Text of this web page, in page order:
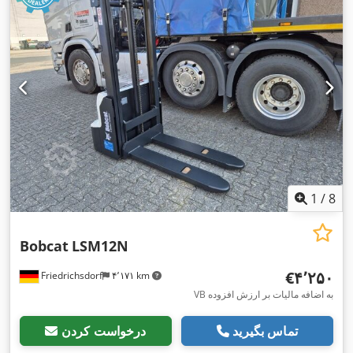
۲٬۵۲۰ میلی‌متر
, نوع سیستم انتقال قدرت:Elektro , عرض ساخت:
۱٬۲۴۴ میلی‌متر,
1 /8
Friedrichsdorf ۴٬۱۷۱ km
Bobcat LSM12N
‎€۴٬۲۵۰
VB به اضافه مالیات بر ارزش افزوده
درخواست کردن تماس بگیرید